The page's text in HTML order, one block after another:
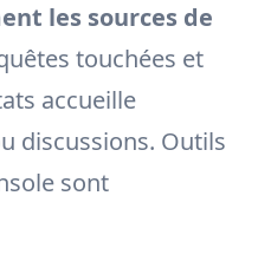
les sources de
touchées et
accueille
discussions. Outils
sont